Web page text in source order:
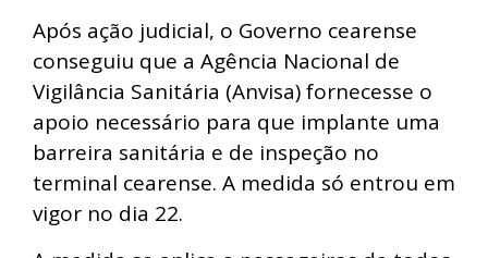
Após ação judicial, o Governo cearense
conseguiu que a Agência Nacional de
Vigilância Sanitária (Anvisa) fornecesse o
apoio necessário para que implante uma
barreira sanitária e de inspeção no
terminal cearense. A medida só entrou em
vigor no dia 22.